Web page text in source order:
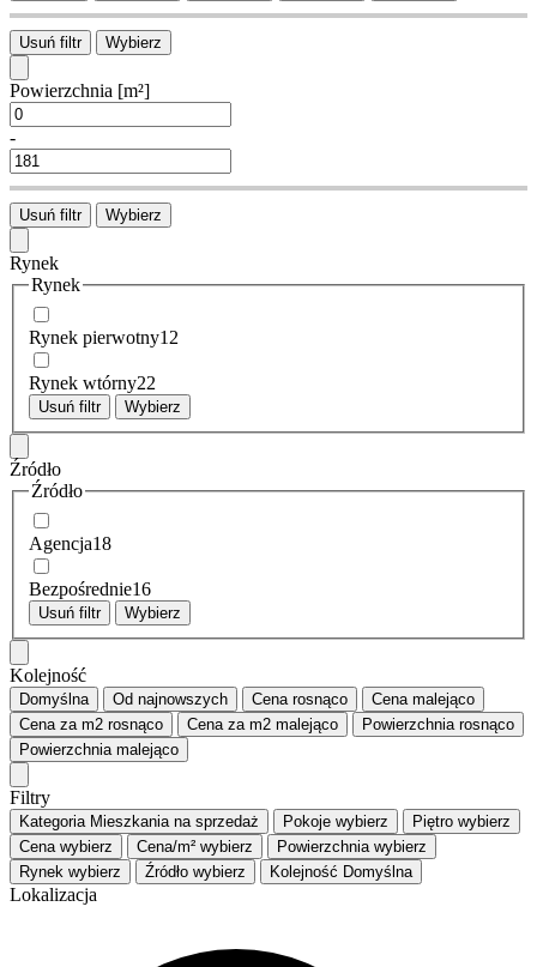
Usuń filtr Wybierz
Powierzchnia [m²]
-
Usuń filtr Wybierz
Rynek
Rynek
Rynek pierwotny12
Rynek wtórny22
Usuń filtr Wybierz
Źródło
Źródło
Agencja18
Bezpośrednie16
Usuń filtr Wybierz
Kolejność
Domyślna Od najnowszych Cena rosnąco Cena malejąco
Cena za m2 rosnąco Cena za m2 malejąco Powierzchnia rosnąco
Powierzchnia malejąco
Filtry
Kategoria Mieszkania na sprzedaż Pokoje wybierz Piętro wybierz
Cena wybierz Cena/m² wybierz Powierzchnia wybierz
Rynek wybierz Źródło wybierz Kolejność Domyślna
Lokalizacja